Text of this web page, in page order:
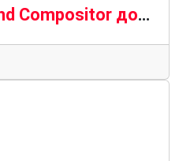
Wayfire 0.11 Wayland Compositor добавляет улучшенное дробное масштабирование и HDR-рендеринг